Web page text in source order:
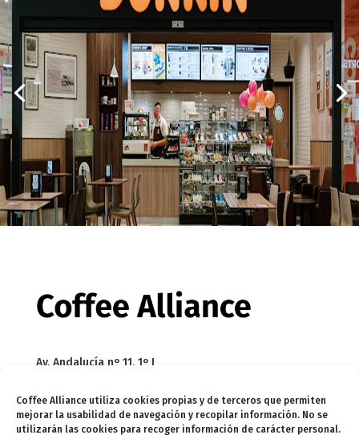
Coffee Alliance utiliza cookies propias y de terceros que permiten
mejorar la usabilidad de navegación y recopilar información. No se
utilizarán las cookies para recoger información de carácter personal.
Av. Andalucía nº 11, 1º I
29002 Málaga